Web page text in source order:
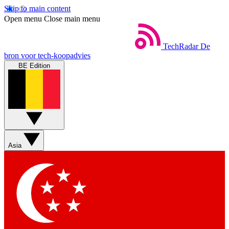
Skip to main content
Open menu Close main menu
TechRadar De
bron voor tech-koopadvies
BE Edition
Asia